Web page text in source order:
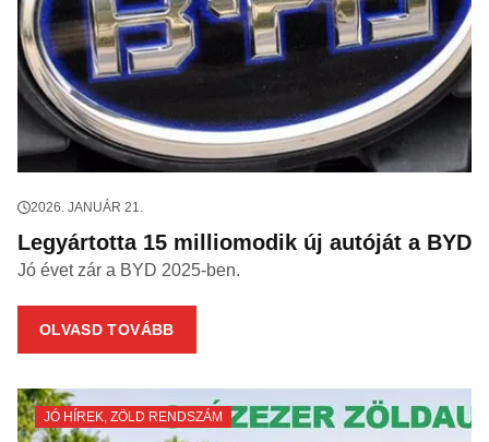
2026. JANUÁR 21.
Legyártotta 15 milliomodik új autóját a BYD
Jó évet zár a BYD 2025-ben.
OLVASD TOVÁBB
JÓ HÍREK, ZÖLD RENDSZÁM